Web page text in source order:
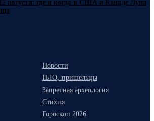
августа: где и когда в США и Канаде Луна
Новости
НЛО, пришельцы
Запретная археология
Стихия
Гороскоп 2026